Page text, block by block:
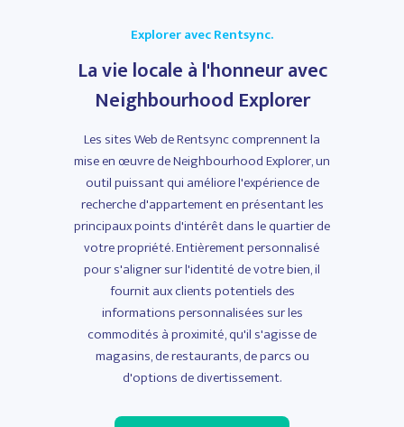
Explorer avec Rentsync.
La vie locale à l'honneur avec
Neighbourhood Explorer
Les sites Web de Rentsync comprennent la
mise en œuvre de Neighbourhood Explorer, un
outil puissant qui améliore l'expérience de
recherche d'appartement en présentant les
principaux points d'intérêt dans le quartier de
votre propriété. Entièrement personnalisé
pour s'aligner sur l'identité de votre bien, il
fournit aux clients potentiels des
informations personnalisées sur les
commodités à proximité, qu'il s'agisse de
magasins, de restaurants, de parcs ou
d'options de divertissement.